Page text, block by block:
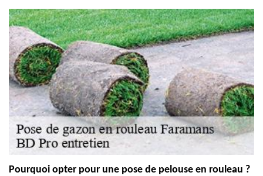
Pourquoi opter pour une pose de pelouse en rouleau ?